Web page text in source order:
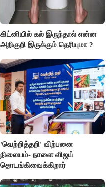
கிட்னியில் கல் இருந்தால் என்ன
அறிகுறி இருக்கும் தெரியுமா ?
'வெற்றித்தறி' விற்பனை
நிலையம்- நாளை விஜய்
தொடங்கிவைக்கிறார்